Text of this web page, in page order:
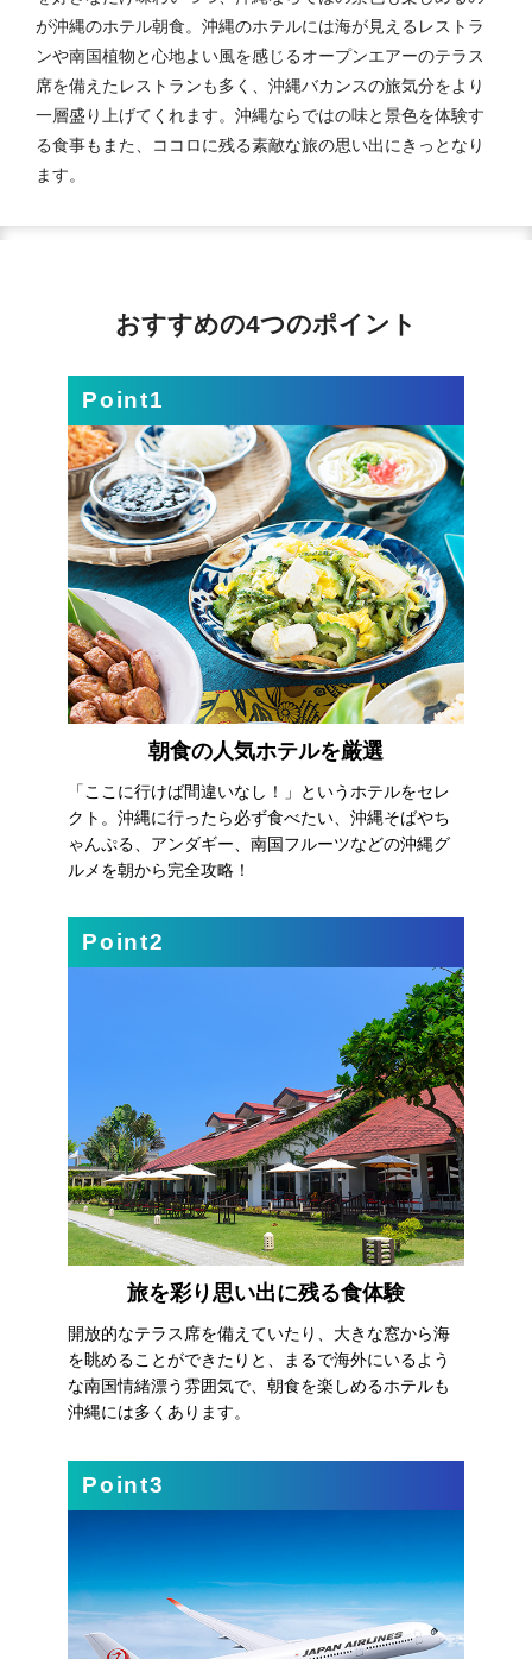
が沖縄のホテル朝食。沖縄のホテルには海が見えるレストラ
ンや南国植物と心地よい風を感じるオープンエアーのテラス
席を備えたレストランも多く、沖縄バカンスの旅気分をより
一層盛り上げてくれます。沖縄ならではの味と景色を体験す
る食事もまた、ココロに残る素敵な旅の思い出にきっとなり
ます。
おすすめの4つのポイント
Point1
朝食の人気ホテルを厳選
「ここに行けば間違いなし！」というホテルをセレ
クト。沖縄に行ったら必ず食べたい、沖縄そばやち
ゃんぷる、アンダギー、南国フルーツなどの沖縄グ
ルメを朝から完全攻略！
Point2
旅を彩り思い出に残る食体験
開放的なテラス席を備えていたり、大きな窓から海
を眺めることができたりと、まるで海外にいるよう
な南国情緒漂う雰囲気で、朝食を楽しめるホテルも
沖縄には多くあります。
Point3